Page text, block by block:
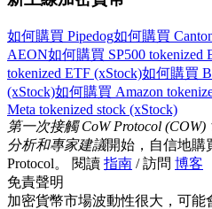
如何購買 Pipedog如何購買
AEON如何購買 SP500 tokenized
tokenized ETF (xStock)如何購買
(xStock)如何購買 Amazon
Meta tokenized stock (xStock)
第一次接觸 CoW Protocol (COW)
分析和專家建議開始，自信地購
Protocol。 閱讀 指南 / 訪問 博客
免責聲明
加密貨幣市場波動性很大，可